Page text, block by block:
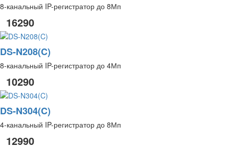
8-канальный IP-регистратор до 8Мп
16290
DS-N208(C)
8-канальный IP-регистратор до 4Мп
10290
DS-N304(C)
4-канальный IP-регистратор до 8Мп
12990